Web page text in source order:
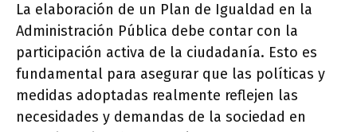
La elaboración de un Plan de Igualdad en la
Administración Pública debe contar con la
participación activa de la ciudadanía. Esto es
fundamental para asegurar que las políticas y
medidas adoptadas realmente reflejen las
necesidades y demandas de la sociedad en